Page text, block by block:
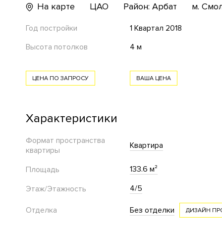
На карте
ЦАО Район: Арбат м.
Год постройки
1 Квартал 2018
Высота потолков
4 м
ЦЕНА ПО ЗАПРОСУ ВАША ЦЕНА
Характеристики
Формат пространства
квартиры
Квартира
Площадь
133.6 м²
Этаж/Этажность
4/5
Отделка Без отделки ДИЗАЙН